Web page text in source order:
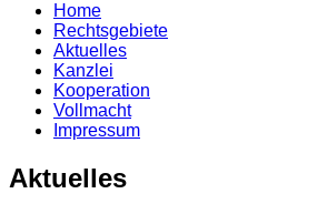
Home
Rechtsgebiete
Aktuelles
Kanzlei
Kooperation
Vollmacht
Impressum
Aktuelles